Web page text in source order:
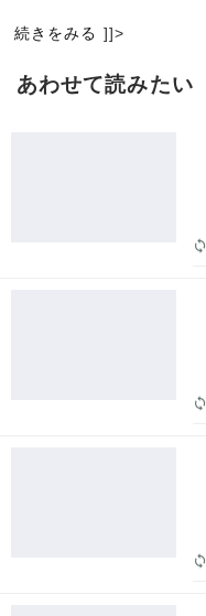
続きをみる ]]>
あわせて読みたい